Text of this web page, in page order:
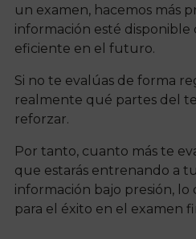
un examen, hacemos más
información esté disponible
eficiente en el futuro.
Si no te evalúas de forma
realmente qué partes del
reforzar.
Por tanto, cuanto más te
que estarás entrenando a
información bajo presión,
para el éxito en el examen